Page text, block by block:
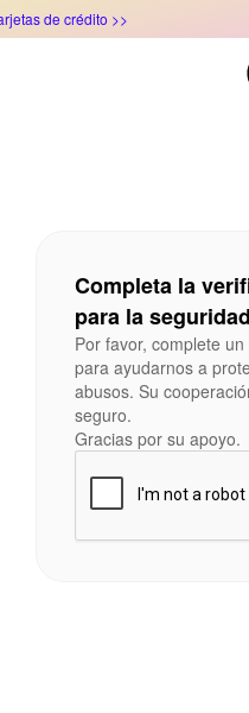
de crédito >>
Completa la
para la
Por favor, complete
para ayudarnos a
abusos. Su
seguro.
Gracias por su apoyo.